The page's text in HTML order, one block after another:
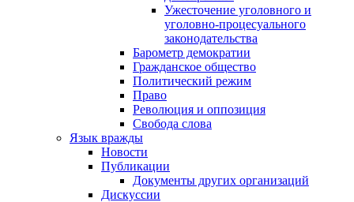
Ужесточение уголовного и
уголовно-процесуального
законодательства
Барометр демократии
Гражданское общество
Политический режим
Право
Революция и оппозиция
Свобода слова
Язык вражды
Новости
Публикации
Документы других организаций
Дискуссии